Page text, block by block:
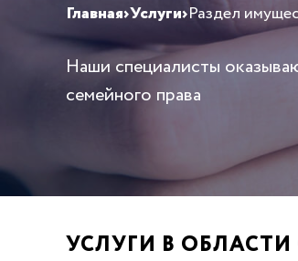
Главная›Услуги›Раздел
Наши специалисты
семейного права
УСЛУГИ В